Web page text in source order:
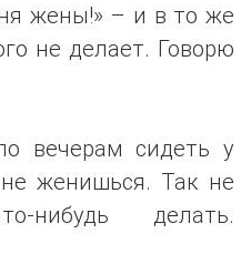
жены!» – и в то же
не делает. Говорю
вечерам сидеть у
женишься. Так не
нибудь делать.